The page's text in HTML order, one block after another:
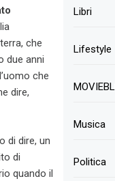
che
due anni
che
dire,
di dire, un
di
quando il
Libri
Lifestyle
Musica
Politica